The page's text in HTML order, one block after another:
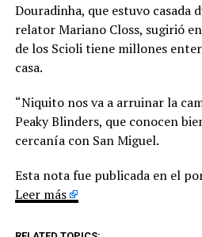
Douradinha, que estuvo casada
relator Mariano Closs, sugirió
de los Scioli tiene millones
casa.
“Niquito nos va a arruinar la
Peaky Blinders, que conocen
cercanía con San Miguel.
Esta nota fue publicada en el
Leer más